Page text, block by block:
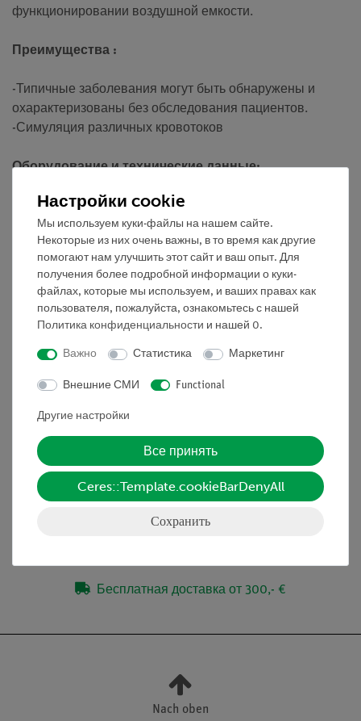
функционировании воздушной емкости.
Преимущества :
-Типичные заболевания могут быть обнаружены и
охарактеризованы без обследования пациентов.
-Симуляция различных кровотоков
Оборудование и технические данные:
-1x фантом руки со стенозом
-необходимые принадлежности для подключения к
базовому комплекту допплеровской эхографии
-фантомная жидкость крови
-1x доплеровский ультразвуковой зонд
Также необходимо: базовый допплеровский набор,
Эксперименты
Принадлежности
Бесплатная доставка от 300,- €
Nach oben
Настройки cookie
Мы используем куки-файлы на нашем сайте.
Некоторые из них очень важны, в то время как другие
помогают нам улучшить этот сайт и ваш опыт. Для
получения более подробной информации о куки-
файлах, которые мы используем, и ваших правах как
пользователя, пожалуйста, ознакомьтесь с нашей
Политика конфиденциальности и нашей 0.
Важно Статистика Маркетинг
Внешние СМИ Functional
Другие настройки
Все принять
Ceres::Template.cookieBarDenyAll
Сохранить